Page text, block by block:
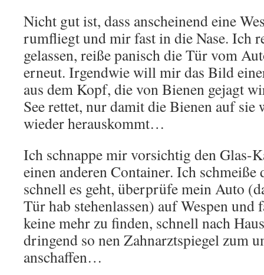
Nicht gut ist, dass anscheinend eine
rumfliegt und mir fast in die Nase. Ich
gelassen, reiße panisch die Tür vom
erneut. Irgendwie will mir das Bild
aus dem Kopf, die von Bienen gejagt
See rettet, nur damit die Bienen auf sie
wieder herauskommt…
Ich schnappe mir vorsichtig den Glas-
einen anderen Container. Ich schmeiße
schnell es geht, überprüfe mein Auto
Tür hab stehenlassen) auf Wespen und
keine mehr zu finden, schnell nach
dringend so nen Zahnarztspiegel zum
anschaffen…